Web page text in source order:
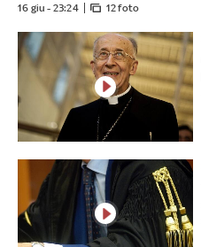
16 giu - 23:24 12 foto